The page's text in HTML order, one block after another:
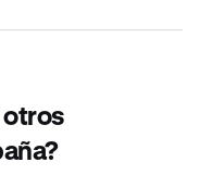
de divisas, visita el
.
lugar más seguro
monedero de
sobre nuestros
en todo el mundo
otros